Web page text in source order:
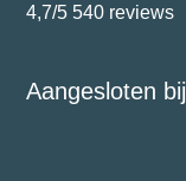
4,7/5 540 reviews
Aangesloten bij